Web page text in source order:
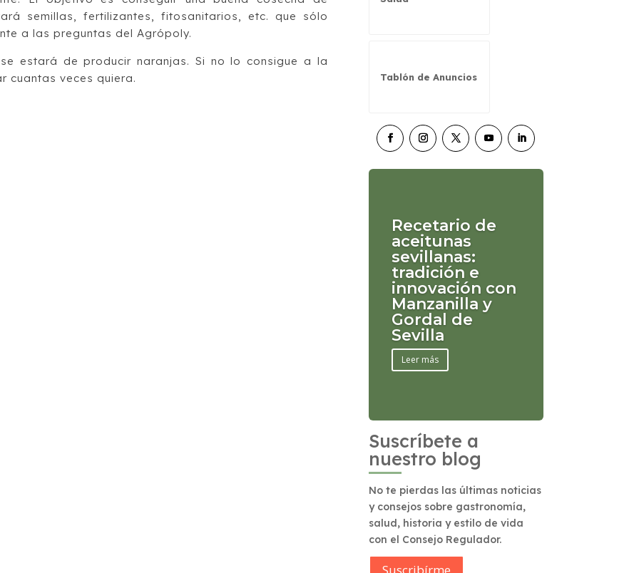
semillas, fertilizantes, fitosanitarios, etc. que sólo
a las preguntas del Agrópoly.
estará de producir naranjas. Si no lo consigue a la
cuantas veces quiera.
Tablón de Anuncios
Recetario de
aceitunas
sevillanas:
tradición e
innovación con
Manzanilla y
Gordal de
Sevilla
Leer más
Suscríbete a
nuestro blog
No te pierdas las últimas noticias
y consejos sobre gastronomía,
salud, historia y estilo de vida
con el Consejo Regulador.